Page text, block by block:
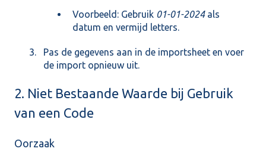
Voorbeeld: Gebruik 01-01-2024als
datum en vermijd letters.
Pas de gegevens aan in de importsheet en voer
de import opnieuw uit.
2. Niet Bestaande Waarde bij Gebruik
van een Code
Oorzaak